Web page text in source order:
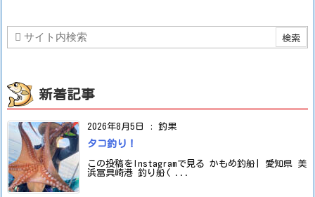
新着記事
2026年8月5日 : 釣果
タコ釣り！
この投稿をInstagramで見る かもめ釣船| 愛知県 美
浜冨具崎港 釣り船( ...